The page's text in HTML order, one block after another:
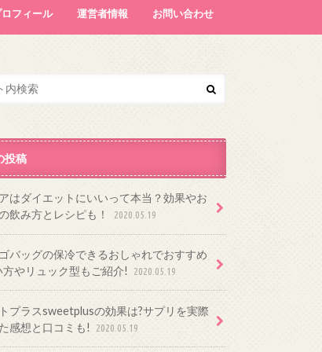
ロフィール 運営者情報 お問い合わせ
投稿
はダイエットにいいって本当？効果やお
飲み方とレシピも！
2020.05.19
バッグの保冷できるおしゃれでおすすめ
方やリュック型もご紹介!
2020.05.19
プラスsweetplusの効果は?サプリを実際
感想と口コミも!
2020.05.19